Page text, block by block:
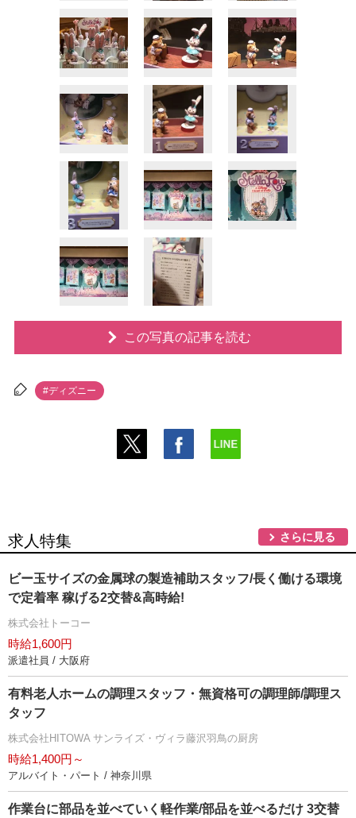
この写真の記事を読む
#ディズニー
求人特集 さらに見る
ビー玉サイズの金属球の製造補助スタッフ/長く働ける環境
で定着率 稼げる2交替&高時給!
株式会社トーコー
時給1,600円
派遣社員 / 大阪府
有料老人ホームの調理スタッフ・無資格可の調理師/調理ス
タッフ
株式会社HITOWA サンライズ・ヴィラ藤沢羽鳥の厨房
時給1,400円～
アルバイト・パート / 神奈川県
作業台に部品を並べていく軽作業/部品を並べるだけ 3交替